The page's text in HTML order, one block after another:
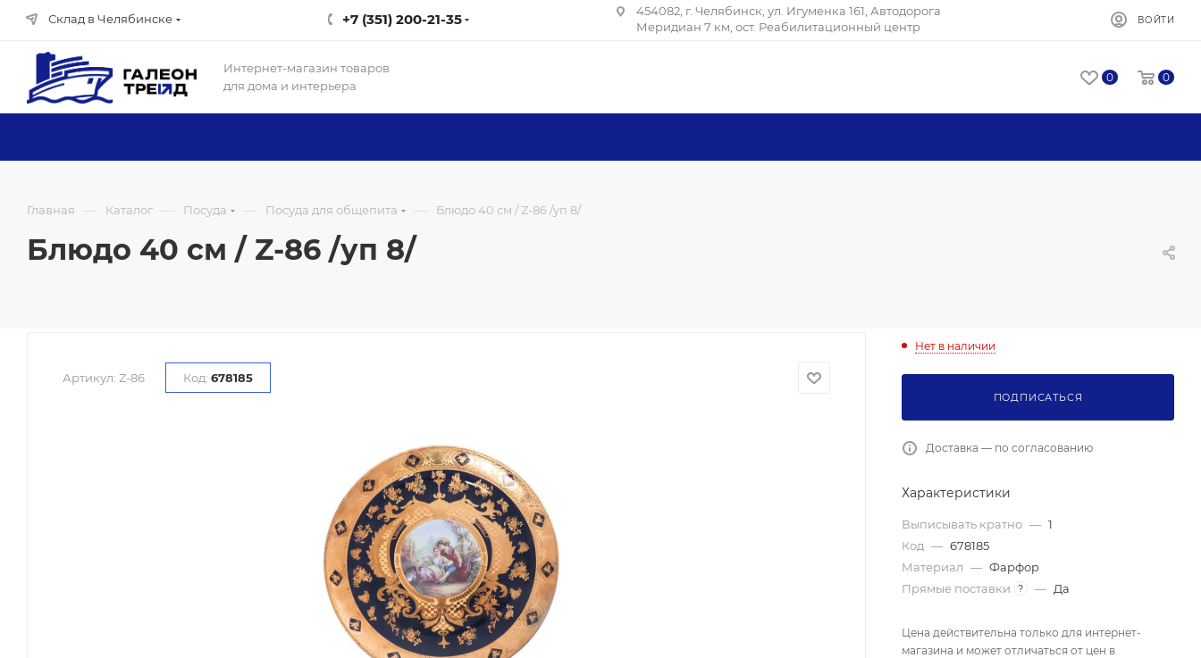
Склад в Челябинске +7 (351) 200-21-35
454082, г. Челябинск, ул. Игуменка 161, Автодорога
Меридиан 7 км, ост. Реабилитационный центр
ВОЙТИ
Интернет-магазин товаров
для дома и интерьера
0 0
Главная — Каталог — Посуда — Посуда для общепита — Блюдо 40 см / Z-86 /уп 8/
Блюдо 40 см / Z-86 /уп 8/
Артикул: Z-86 Код: 678185
Нет в наличии
ПОДПИСАТЬСЯ
Доставка — по согласованию
Характеристики
Выписывать кратно — 1
Код — 678185
Материал — Фарфор
Прямые поставки
? — Да
Цена действительна только для интернет-
магазина и может отличаться от цен в